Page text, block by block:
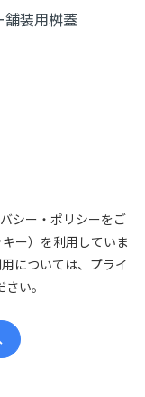
装用桝蓋
シー・ポリシーをご
ー）を利用していま
については、プライ
い。